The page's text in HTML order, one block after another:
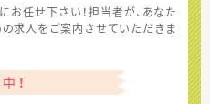
任せ下さい！担当者が、あなた
求人をご案内させていただきま
！